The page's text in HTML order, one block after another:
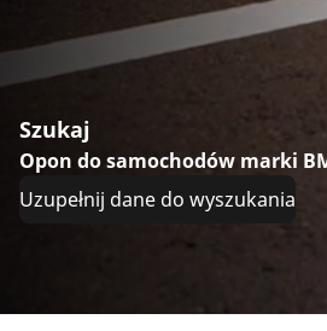
Szukaj
Opon do samochodów marki
Uzupełnij dane do wyszukania